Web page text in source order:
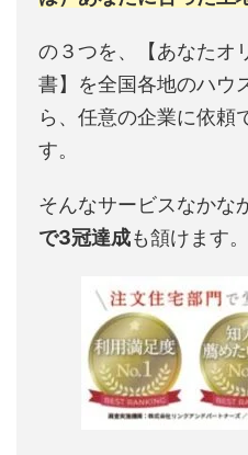
の３つを、【あなたオ
書】を全国各地のハウ
ら、任意の企業に依頼
す。
そんなサービスなかな
で3冠達成も頷けます。